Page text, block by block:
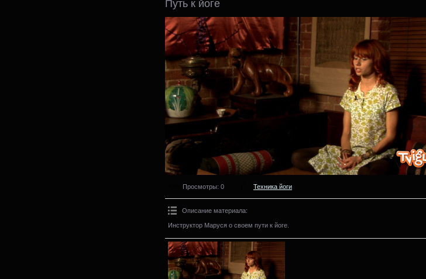
Путь к йоге
Просмотры: 0 Техника йоги
Описание материала:
Инструктор Маруся о своем пути к йоге.